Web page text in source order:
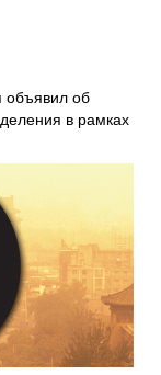
объявил об
в рамках